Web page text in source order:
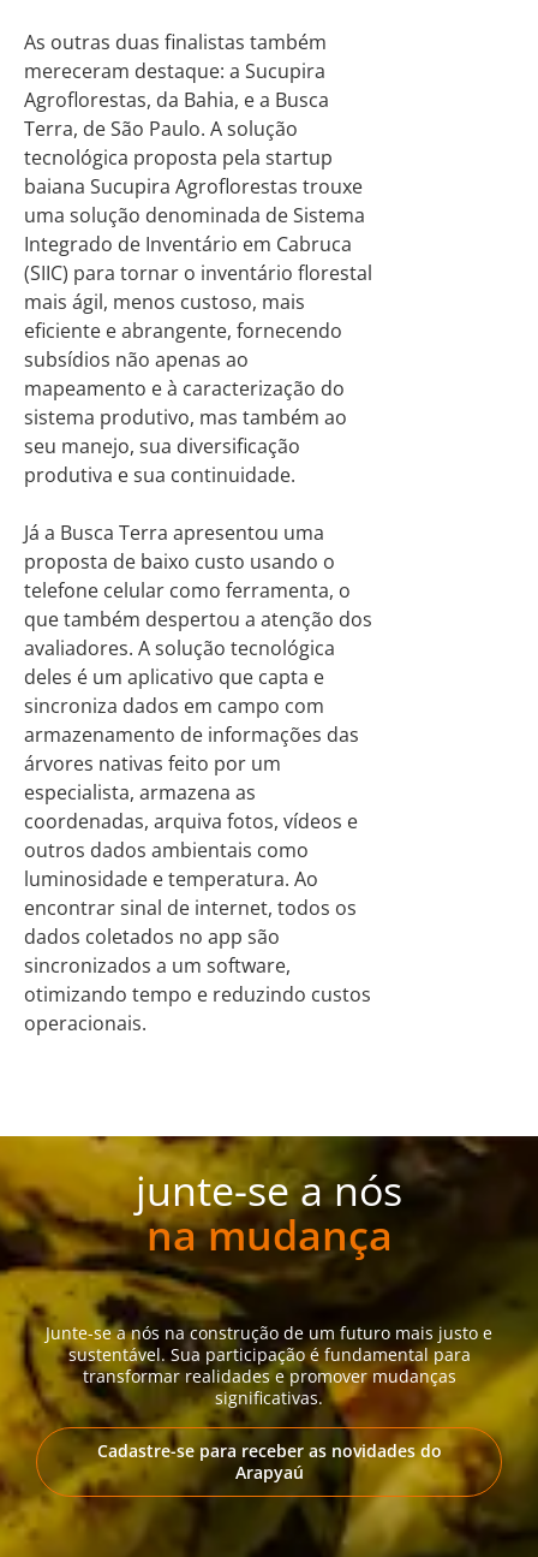
As outras duas finalistas também
mereceram destaque: a Sucupira
Agroflorestas, da Bahia, e a Busca
Terra, de São Paulo. A solução
tecnológica proposta pela startup
baiana Sucupira Agroflorestas trouxe
uma solução denominada de Sistema
Integrado de Inventário em Cabruca
(SIIC) para tornar o inventário florestal
mais ágil, menos custoso, mais
eficiente e abrangente, fornecendo
subsídios não apenas ao
mapeamento e à caracterização do
sistema produtivo, mas também ao
seu manejo, sua diversificação
produtiva e sua continuidade.
Já a Busca Terra apresentou uma
proposta de baixo custo usando o
telefone celular como ferramenta, o
que também despertou a atenção dos
avaliadores. A solução tecnológica
deles é um aplicativo que capta e
sincroniza dados em campo com
armazenamento de informações das
árvores nativas feito por um
especialista, armazena as
coordenadas, arquiva fotos, vídeos e
outros dados ambientais como
luminosidade e temperatura. Ao
encontrar sinal de internet, todos os
dados coletados no app são
sincronizados a um software,
otimizando tempo e reduzindo custos
operacionais.
junte-se a nós
na mudança
Junte-se a nós na construção de um futuro mais justo e
sustentável. Sua participação é fundamental para
transformar realidades e promover mudanças
significativas.
Cadastre-se para receber as novidades do
Arapyaú